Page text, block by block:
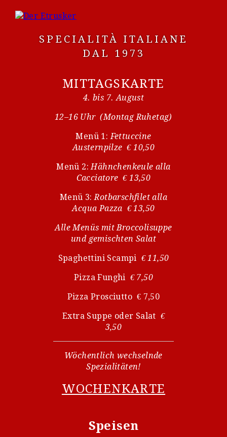
SPECIALITÀ ITALIANE
DAL 1973
MITTAGSKARTE
4. bis 7. August
12–16 Uhr (Montag Ruhetag)
Menü 1: Fettuccine
Austernpilze € 10,50
Menü 2: Hähnchenkeule alla
Cacciatore € 13,50
Menü 3: Rotbarschfilet alla
Acqua Pazza € 13,50
Alle Menüs mit Broccolisuppe
und gemischten Salat
Spaghettini Scampi € 11,50
Pizza Funghi € 7,50
Pizza Prosciutto € 7,50
Extra Suppe oder Salat €
3,50
Wöchentlich wechselnde
Spezialitäten!
WOCHENKARTE
Speisen